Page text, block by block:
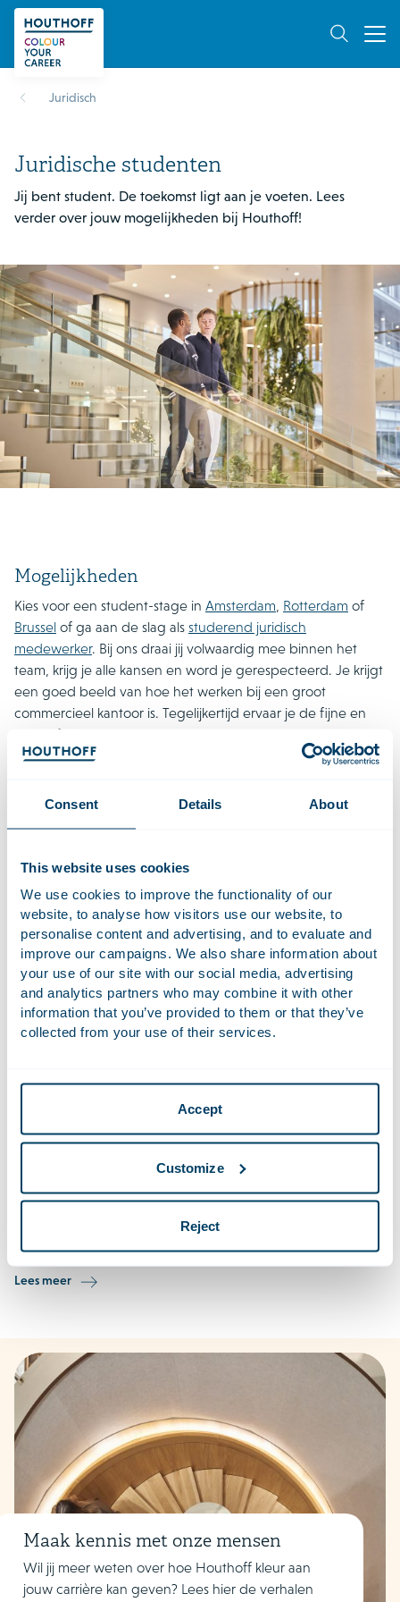
Consent Details About
This website uses cookies
We use cookies to improve the functionality of our
website, to analyse how visitors use our website, to
personalise content and advertising, and to evaluate and
improve our campaigns. We also share information about
your use of our site with our social media, advertising
and analytics partners who may combine it with other
information that you’ve provided to them or that they’ve
collected from your use of their services.
Accept
Customize
Reject
Juridisch
Juridische studenten
Jij bent student. De toekomst ligt aan je voeten. Lees
verder over jouw mogelijkheden bij Houthoff!
Mogelijkheden
Kies voor een student-stage in Amsterdam, Rotterdam of
Brussel of ga aan de slag als studerend juridisch
medewerker. Bij ons draai jij volwaardig mee binnen het
team, krijg je alle kansen en word je gerespecteerd. Je krijgt
een goed beeld van hoe het werken bij een groot
commercieel kantoor is. Tegelijkertijd ervaar je de fijne en
open sfeer en leer je veel andere studenten kennen.
Benieuwd en wil je kennismaken? Bekijk dan onze
Maak kennis met advocaat-stagiaire Paola
“Als junior krijg ik niet alleen losse vragen”, gaf Paola aan. Zij
heeft als advocaat-stagiaire bij Houthoff haar stage gedaan
en vertelt je daar graag over.
Lees meer
Maak kennis met onze mensen
Wil jij meer weten over hoe Houthoff kleur aan
jouw carrière kan geven? Lees hier de verhalen